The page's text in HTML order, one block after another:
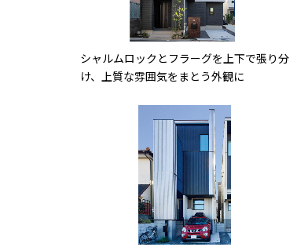
シャルムロックとフラーグを上下で張り分
け、上質な雰囲気をまとう外観に